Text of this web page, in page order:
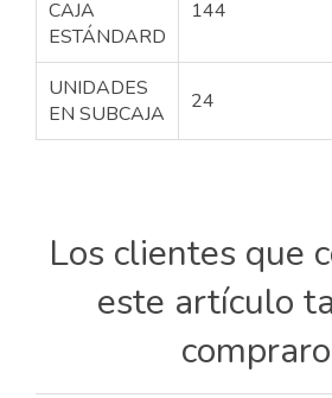
CAJA
ESTÁNDARD
144
UNIDADES
EN SUBCAJA
24
Los clientes que
este artículo